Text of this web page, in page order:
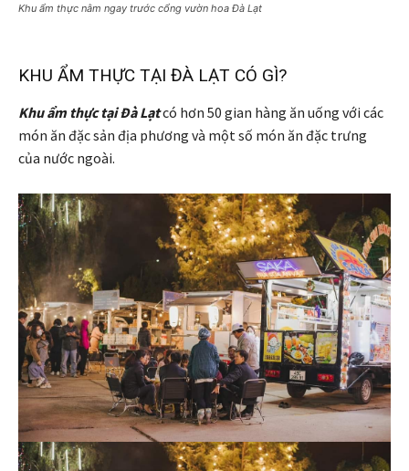
Khu ẩm thực nằm ngay trước cổng vườn hoa Đà Lạt
KHU ẨM THỰC TẠI ĐÀ LẠT CÓ GÌ?
Khu ẩm thực tại Đà Lạtcó hơn 50 gian hàng ăn uống với các
món ăn đặc sản địa phương và một số món ăn đặc trưng
của nước ngoài.